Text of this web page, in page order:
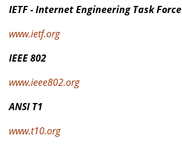
IETF - Internet Engineering Task Force
www.ietf.org
IEEE 802
www.ieee802.org
ANSI T1
www.t10.org